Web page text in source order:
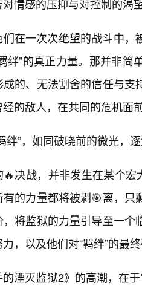
情感的压抑与对控制的渴
们在一次次绝望的战斗中
绊”的真正力量。那并非
的、无法割舍的信任与
的敌人，在共同的危机面
绊”，如同破晓前的微光，
决战，并非发生在某个宏
的力量都将被剥🎯离，
，将监狱的力量引导至一
，以及他们对“羁绊”的最
的湮灭监狱2》的高潮，在